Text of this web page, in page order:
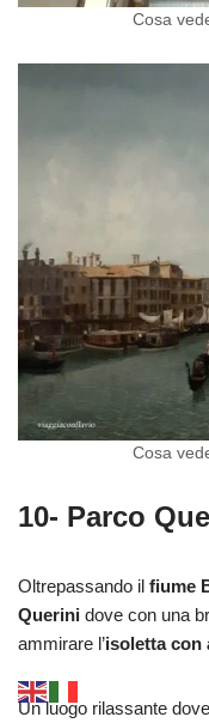
Cosa
Cosa
10- Parco
Oltrepassando il fiume
Querini dove con una
ammirare l’isoletta con
Un luogo rilassante